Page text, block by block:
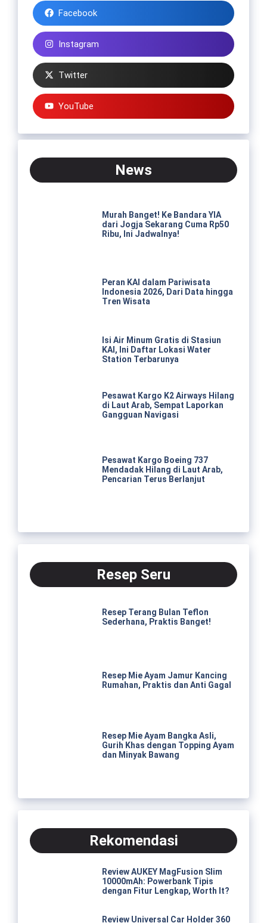
Facebook
Instagram
Twitter
YouTube
News
Murah Banget! Ke Bandara YIA
dari Jogja Sekarang Cuma Rp50
Ribu, Ini Jadwalnya!
Peran KAI dalam Pariwisata
Indonesia 2026, Dari Data hingga
Tren Wisata
Isi Air Minum Gratis di Stasiun
KAI, Ini Daftar Lokasi Water
Station Terbarunya
Pesawat Kargo K2 Airways Hilang
di Laut Arab, Sempat Laporkan
Gangguan Navigasi
Pesawat Kargo Boeing 737
Mendadak Hilang di Laut Arab,
Pencarian Terus Berlanjut
Resep Seru
Resep Terang Bulan Teflon
Sederhana, Praktis Banget!
Resep Mie Ayam Jamur Kancing
Rumahan, Praktis dan Anti Gagal
Resep Mie Ayam Bangka Asli,
Gurih Khas dengan Topping Ayam
dan Minyak Bawang
Rekomendasi
Review AUKEY MagFusion Slim
10000mAh: Powerbank Tipis
dengan Fitur Lengkap, Worth It?
Review Universal Car Holder 360